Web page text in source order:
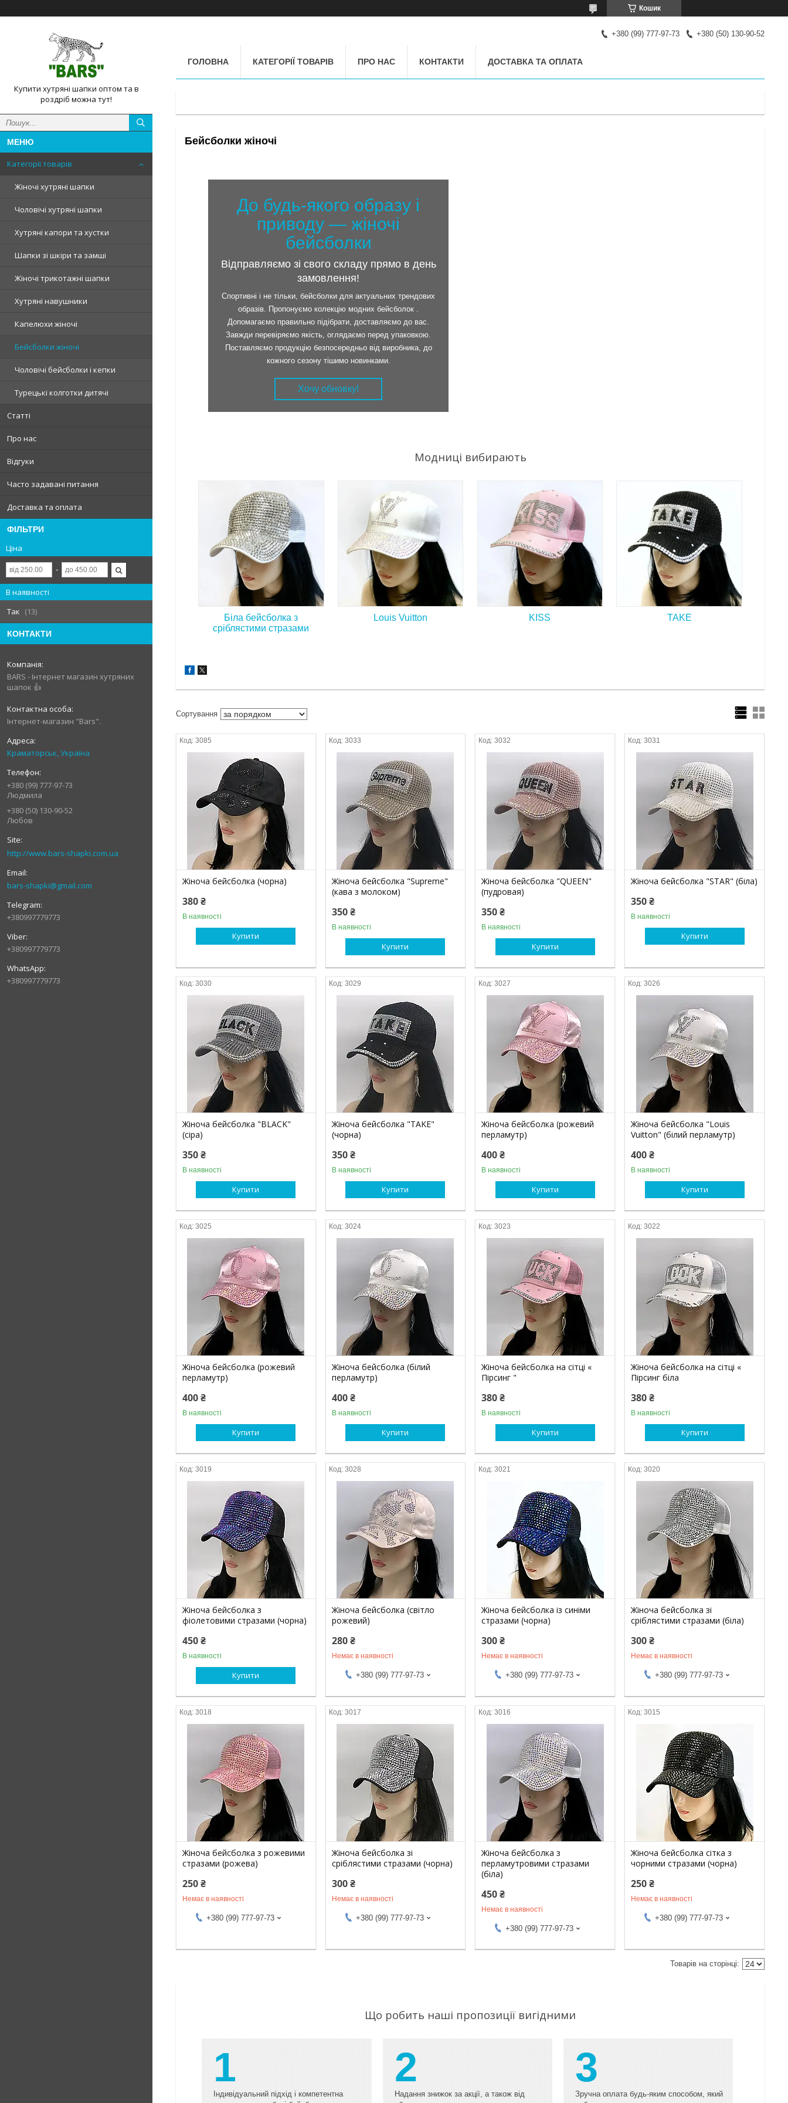
Кошик
Купити хутряні шапки оптом та в
роздріб можна тут!
Категорії товарів
Жіночі хутряні шапки
Чоловічі хутряні шапки
Хутряні капори та хустки
Шапки зі шкіри та замші
Жіночі трикотажні шапки
Хутряні навушники
Капелюхи жіночі
Бейсболки жіночі
Чоловічі бейсболки і кепки
Турецькі колготки дитячі
Статті
Про нас
Відгуки
Часто задавані питання
Доставка та оплата
ФІЛЬТРИ
Ціна
В наявності
Так
13
КОНТАКТИ
BARS - Інтернет магазин хутряних
шапок 👍
Інтернет-магазин "Bars".
Краматорськ, Україна
+380 (99) 777-97-73
Людмила
+380 (50) 130-90-52
Любов
http://www.bars-shapki.com.ua
bars-shapki@gmail.com
+380997779773
+380997779773
+380997779773
+380 (99) 777-97-73 +380 (50) 130-90-52
ГОЛОВНА КАТЕГОРІЇ ТОВАРІВ ПРО НАС КОНТАКТИ ДОСТАВКА ТА ОПЛАТА
Бейсболки жіночі
До будь-якого образу і
приводу — жіночі
бейсболки
Відправляємо зі свого складу прямо в день
замовлення!
Спортивні і не тільки, бейсболки для актуальних трендових
образів. Пропонуємо колекцію модних бейсболок .
Допомагаємо правильно підібрати, доставляємо до вас.
Завжди перевіряємо якість, оглядаємо перед упаковкою.
Поставляємо продукцію безпосередньо від виробника, до
кожного сезону тішимо новинками.
Хочу обновку!
Модниці вибирають
Ну якій дівчині не підійде ця
модель? Адже вона
Біла бейсболка з
сріблястими стразами
Білосніжна, перламутрова
бейсболка зі стразами та
Louis Vuitton KISS TAKE
3085
Жіноча бейсболка (чорна)
380 ₴
В наявності
Купити
3033
Жіноча бейсболка "Supreme"
(кава з молоком)
350 ₴
В наявності
Купити
3032
Жіноча бейсболка "QUEEN"
(пудровая)
350 ₴
В наявності
Купити
3031
Жіноча бейсболка "STAR" (біла)
350 ₴
В наявності
Купити
3030
Жіноча бейсболка "BLACK"
(сіра)
350 ₴
В наявності
Купити
3029
Жіноча бейсболка "TAKE"
(чорна)
350 ₴
В наявності
Купити
3027
Жіноча бейсболка (рожевий
перламутр)
400 ₴
В наявності
Купити
3026
Жіноча бейсболка "Louis
Vuitton" (білий перламутр)
400 ₴
В наявності
Купити
3025
Жіноча бейсболка (рожевий
перламутр)
400 ₴
В наявності
Купити
3024
Жіноча бейсболка (білий
перламутр)
400 ₴
В наявності
Купити
3023
Жіноча бейсболка на сітці «
Пірсинг "
380 ₴
В наявності
Купити
3022
Жіноча бейсболка на сітці «
Пірсинг біла
380 ₴
В наявності
Купити
3019
Жіноча бейсболка з
фіолетовими стразами (чорна)
450 ₴
В наявності
Купити
3028
Жіноча бейсболка (світло
рожевий)
280 ₴
Немає в наявності
+380 (99) 777-97-73
3021
Жіноча бейсболка із синіми
стразами (чорна)
300 ₴
Немає в наявності
+380 (99) 777-97-73
3020
Жіноча бейсболка зі
сріблястими стразами (біла)
300 ₴
Немає в наявності
+380 (99) 777-97-73
3018
Жіноча бейсболка з рожевими
стразами (рожева)
250 ₴
Немає в наявності
+380 (99) 777-97-73
3017
Жіноча бейсболка зі
сріблястими стразами (чорна)
300 ₴
Немає в наявності
+380 (99) 777-97-73
3016
Жіноча бейсболка з
перламутровими стразами
(біла)
450 ₴
Немає в наявності
+380 (99) 777-97-73
3015
Жіноча бейсболка сітка з
чорними стразами (чорна)
250 ₴
Немає в наявності
+380 (99) 777-97-73
Що робить наші пропозиції вигідними
1
Індивідуальний підхід і компетентна
2
Надання знижок за акції, а також від
3
Зручна оплата будь-яким способом, який